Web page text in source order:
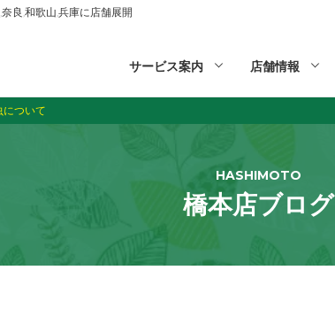
良,和歌山,兵庫に店舗展開
サービス案内 店舗情報
について
HASHIMOTO
橋本店ブログ